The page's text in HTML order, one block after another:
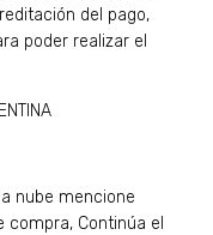
del pago,
poder realizar el
nube mencione
Continúa el